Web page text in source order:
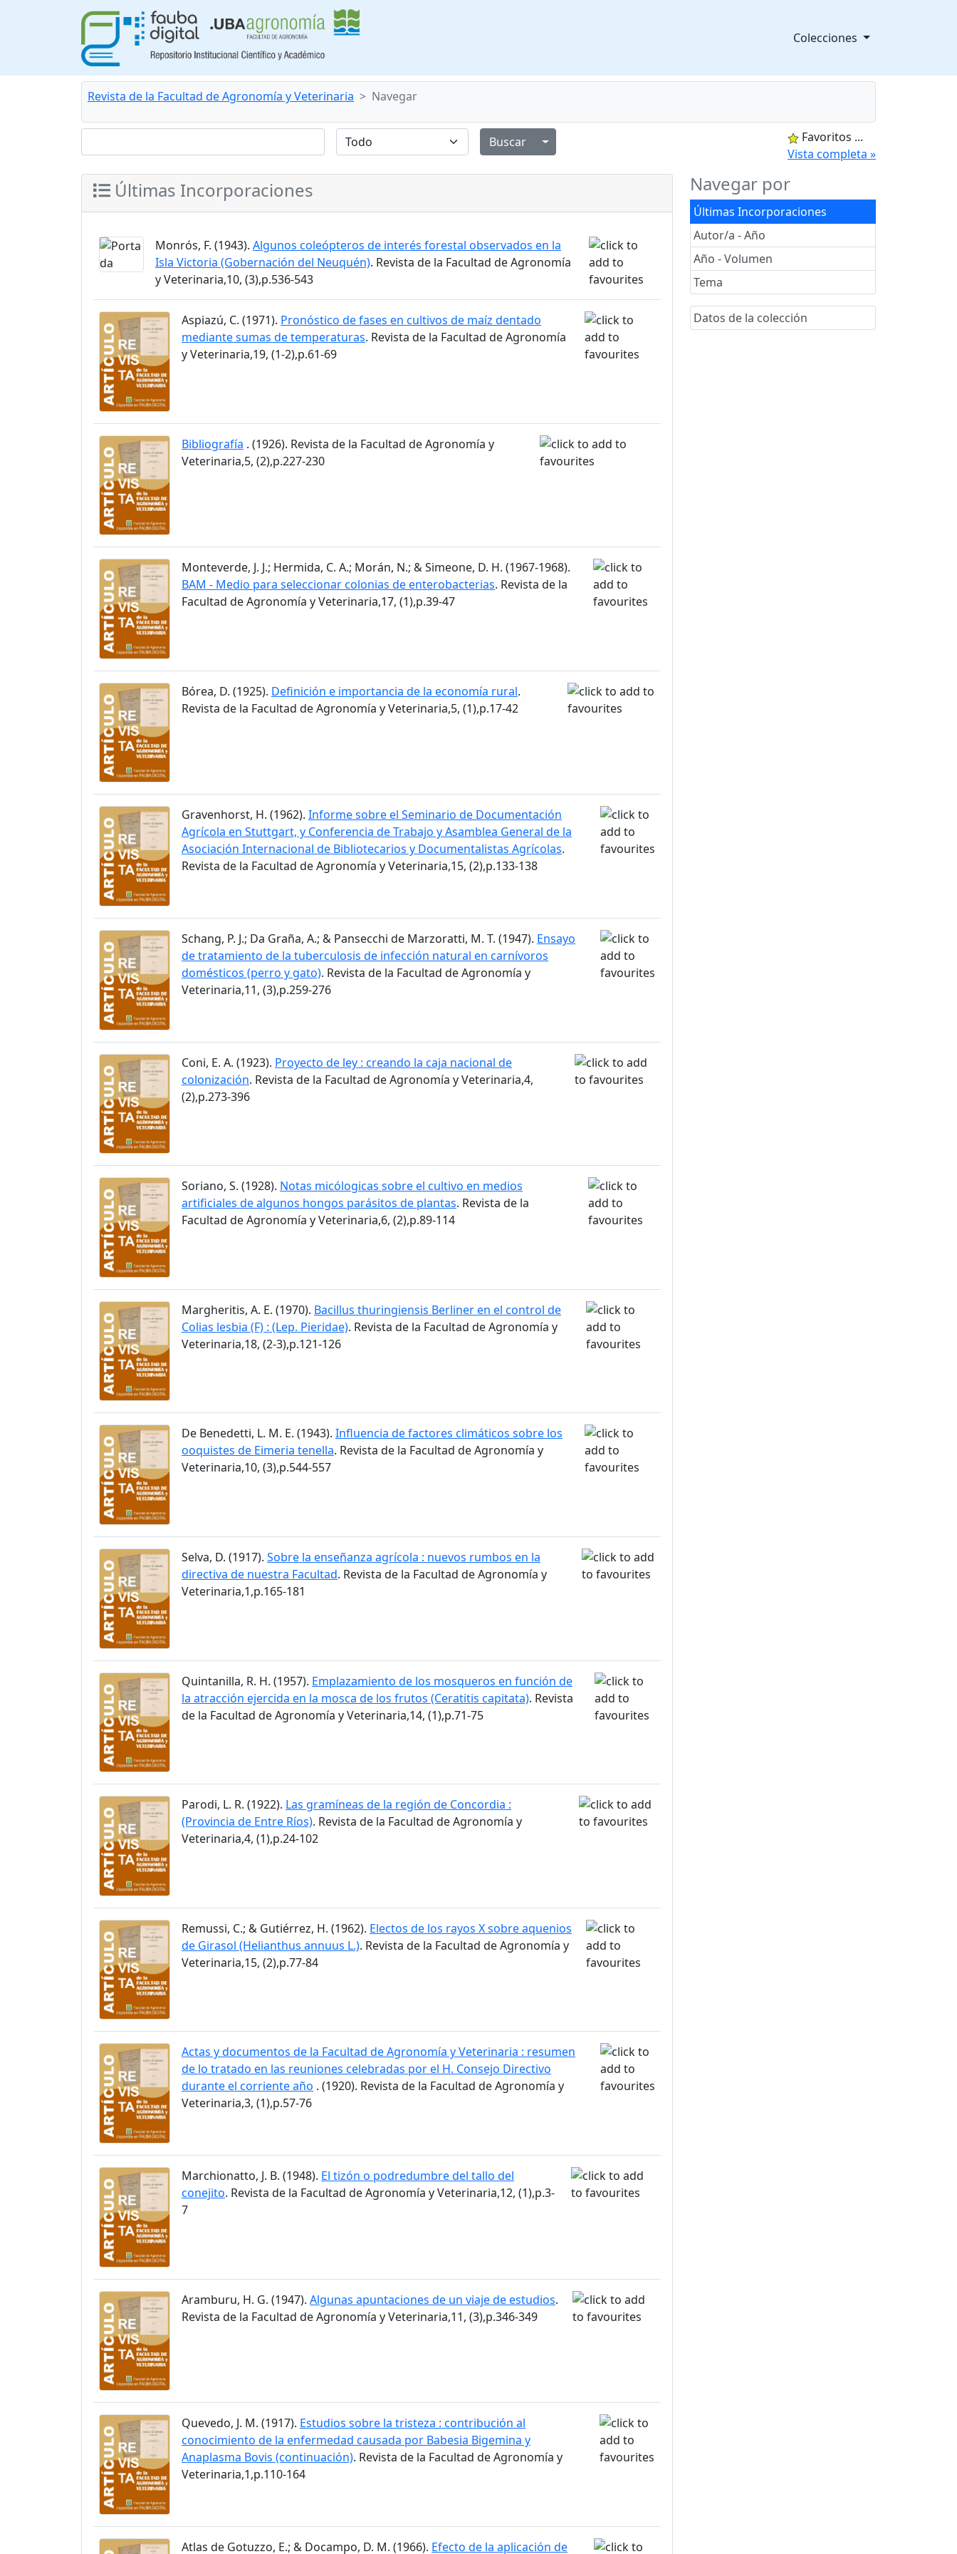
Colecciones
Revista de la Facultad de Agronomía y Veterinaria Navegar
Alternar menú desplegable
Favoritos ...
Vista completa »
Navegar por
Últimas Incorporaciones
Autor/a - Año
Año - Volumen
Tema
Datos de la colección
Últimas Incorporaciones
Monrós, F. (1943). Algunos coleópteros de interés forestal observados en la
Isla Victoria (Gobernación del Neuquén). Revista de la Facultad de Agronomía
y Veterinaria,10, (3),p.536-543
Aspiazú, C. (1971). Pronóstico de fases en cultivos de maíz dentado
mediante sumas de temperaturas. Revista de la Facultad de Agronomía
y Veterinaria,19, (1-2),p.61-69
Bibliografía . (1926). Revista de la Facultad de Agronomía y
Veterinaria,5, (2),p.227-230
Monteverde, J. J.; Hermida, C. A.; Morán, N.; & Simeone, D. H. (1967-1968).
BAM - Medio para seleccionar colonias de enterobacterias. Revista de la
Facultad de Agronomía y Veterinaria,17, (1),p.39-47
Bórea, D. (1925). Definición e importancia de la economía rural.
Revista de la Facultad de Agronomía y Veterinaria,5, (1),p.17-42
Gravenhorst, H. (1962). Informe sobre el Seminario de Documentación
Agrícola en Stuttgart, y Conferencia de Trabajo y Asamblea General de la
Asociación Internacional de Bibliotecarios y Documentalistas Agrícolas.
Revista de la Facultad de Agronomía y Veterinaria,15, (2),p.133-138
Schang, P. J.; Da Graña, A.; & Pansecchi de Marzoratti, M. T. (1947). Ensayo
de tratamiento de la tuberculosis de infección natural en carnívoros
domésticos (perro y gato). Revista de la Facultad de Agronomía y
Veterinaria,11, (3),p.259-276
Coni, E. A. (1923). Proyecto de ley : creando la caja nacional de
colonización. Revista de la Facultad de Agronomía y Veterinaria,4,
(2),p.273-396
Soriano, S. (1928). Notas micólogicas sobre el cultivo en medios
artificiales de algunos hongos parásitos de plantas. Revista de la
Facultad de Agronomía y Veterinaria,6, (2),p.89-114
Margheritis, A. E. (1970). Bacillus thuringiensis Berliner en el control de
Colias lesbia (F) : (Lep. Pieridae). Revista de la Facultad de Agronomía y
Veterinaria,18, (2-3),p.121-126
De Benedetti, L. M. E. (1943). Influencia de factores climáticos sobre los
ooquistes de Eimeria tenella. Revista de la Facultad de Agronomía y
Veterinaria,10, (3),p.544-557
Selva, D. (1917). Sobre la enseñanza agrícola : nuevos rumbos en la
directiva de nuestra Facultad. Revista de la Facultad de Agronomía y
Veterinaria,1,p.165-181
Quintanilla, R. H. (1957). Emplazamiento de los mosqueros en función de
la atracción ejercida en la mosca de los frutos (Ceratitis capitata). Revista
de la Facultad de Agronomía y Veterinaria,14, (1),p.71-75
Parodi, L. R. (1922). Las gramíneas de la región de Concordia :
(Provincia de Entre Ríos). Revista de la Facultad de Agronomía y
Veterinaria,4, (1),p.24-102
Remussi, C.; & Gutiérrez, H. (1962). Electos de los rayos X sobre aquenios
de Girasol (Helianthus annuus L.). Revista de la Facultad de Agronomía y
Veterinaria,15, (2),p.77-84
Actas y documentos de la Facultad de Agronomía y Veterinaria : resumen
de lo tratado en las reuniones celebradas por el H. Consejo Directivo
durante el corriente año . (1920). Revista de la Facultad de Agronomía y
Veterinaria,3, (1),p.57-76
Marchionatto, J. B. (1948). El tizón o podredumbre del tallo del
conejito. Revista de la Facultad de Agronomía y Veterinaria,12, (1),p.3-
7
Aramburu, H. G. (1947). Algunas apuntaciones de un viaje de estudios.
Revista de la Facultad de Agronomía y Veterinaria,11, (3),p.346-349
Quevedo, J. M. (1917). Estudios sobre la tristeza : contribución al
conocimiento de la enfermedad causada por Babesia Bigemina y
Anaplasma Bovis (continuación). Revista de la Facultad de Agronomía y
Veterinaria,1,p.110-164
Atlas de Gotuzzo, E.; & Docampo, D. M. (1966). Efecto de la aplicación de